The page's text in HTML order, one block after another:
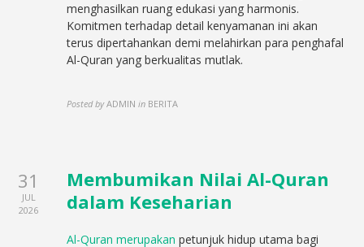
menghasilkan ruang edukasi yang harmonis.
Komitmen terhadap detail kenyamanan ini akan
terus dipertahankan demi melahirkan para penghafal
Al-Quran yang berkualitas mutlak.
Posted by ADMIN in BERITA
31
JUL
2026
Membumikan Nilai Al-Quran
dalam Keseharian
Al-Quran merupakan petunjuk hidup utama bagi